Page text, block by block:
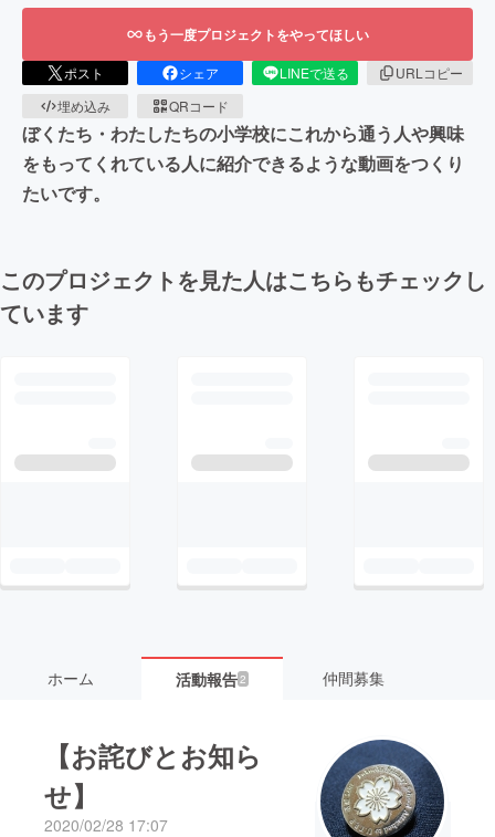
もう一度プロジェクトをやってほしい
ポスト シェア LINEで送る
URLコピー
埋め込み
QRコード
ぼくたち・わたしたちの小学校にこれから通う人や興味
をもってくれている人に紹介できるような動画をつくり
たいです。
このプロジェクトを見た人はこちらもチェックし
ています
ホーム 活動報告2 仲間募集
【お詫びとお知ら
せ】
2020/02/28 17:07